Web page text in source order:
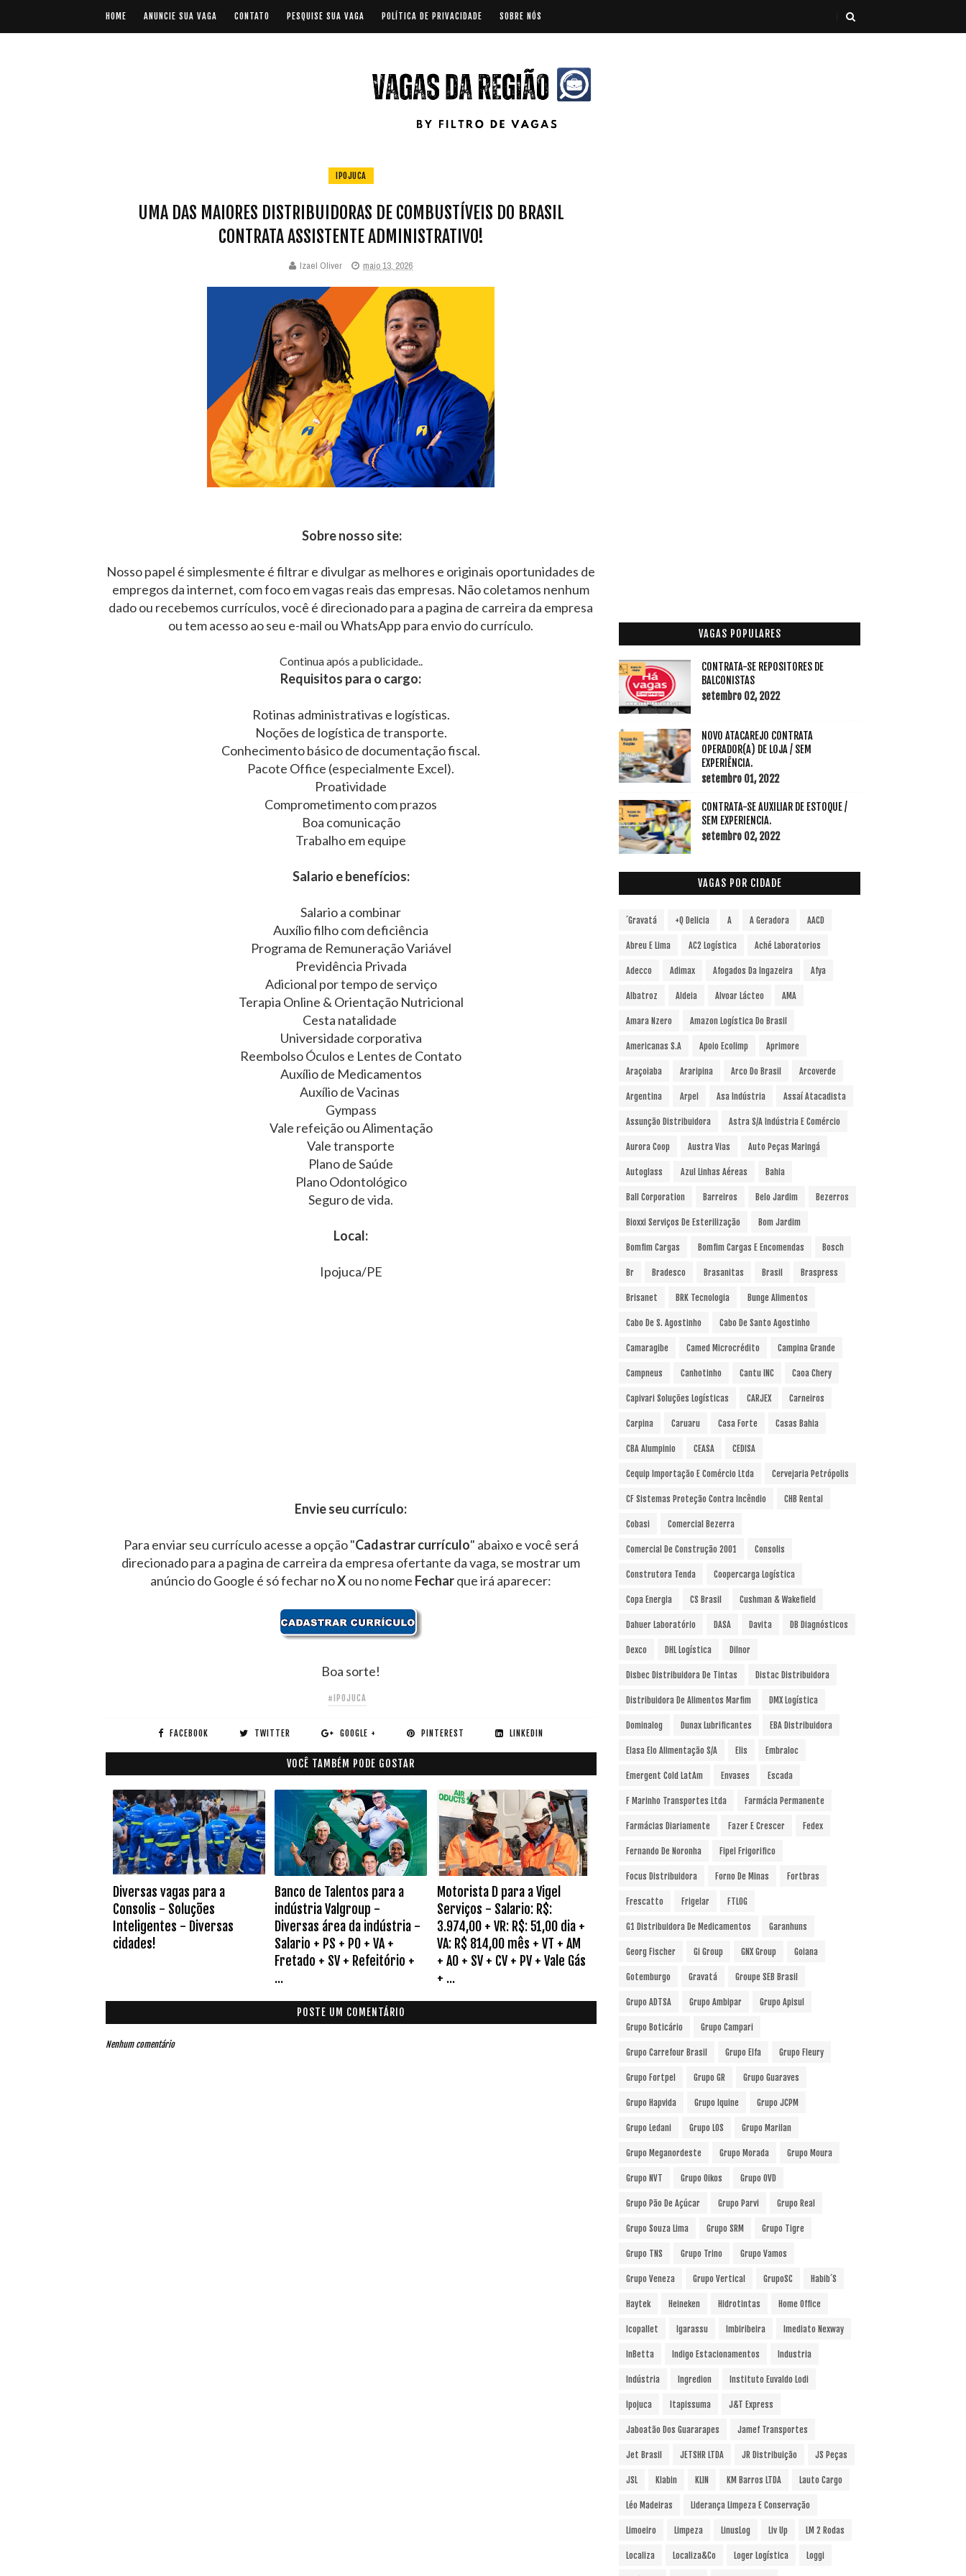
HOME ANUNCIE SUA VAGA CONTATO PESQUISE SUA VAGA POLÍTICA DE PRIVACIDADE SOBRE NÓS
IPOJUCA
UMA DAS MAIORES DISTRIBUIDORAS DE COMBUSTÍVEIS DO BRASIL
CONTRATA ASSISTENTE ADMINISTRATIVO!
Izael Oliver maio 13, 2026
Sobre nosso site:
Nosso papel é simplesmente é filtrar e divulgar as melhores e originais oportunidades de
empregos da internet, com foco em vagas reais das empresas. Não coletamos nenhum
dado ou recebemos currículos, você é direcionado para a pagina de carreira da empresa
ou tem acesso ao seu e-mail ou WhatsApp para envio do currículo.
Continua após a publicidade..
Requisitos para o cargo:
Rotinas administrativas e logísticas.
Noções de logística de transporte.
Conhecimento básico de documentação fiscal.
Pacote Office (especialmente Excel).
Proatividade
Comprometimento com prazos
Boa comunicação
Trabalho em equipe
Salario e benefícios:
Salario a combinar
Auxílio filho com deficiência
Programa de Remuneração Variável
Previdência Privada
Adicional por tempo de serviço
Terapia Online & Orientação Nutricional
Cesta natalidade
Universidade corporativa
Reembolso Óculos e Lentes de Contato
Auxílio de Medicamentos
Auxílio de Vacinas
Gympass
Vale refeição ou Alimentação
Vale transporte
Plano de Saúde
Plano Odontológico
Seguro de vida.
Local:
Ipojuca/PE
Envie seu currículo:
Para enviar seu currículo acesse a opção "Cadastrar currículo" abaixo e você será
direcionado para a pagina de carreira da empresa ofertante da vaga, se mostrar um
anúncio do Google é só fechar noXou no nome Fecharque irá aparecer:
Boa sorte!
#IPOJUCA
FACEBOOK TWITTER GOOGLE + PINTEREST LINKEDIN
VOCÊ TAMBÉM PODE GOSTAR
Diversas vagas para a
Consolis - Soluções
Inteligentes - Diversas
cidades!
Banco de Talentos para a
indústria Valgroup -
Diversas área da indústria -
Salario + PS + PO + VA +
Fretado + SV + Refeitório +
...
Motorista D para a Vigel
Serviços - Salario: R$:
3.974,00 + VR: R$: 51,00 dia +
VA: R$ 814,00 mês + VT + AM
+ AO + SV + CV + PV + Vale Gás
+ ...
POSTE UM COMENTÁRIO
Nenhum comentário
VAGAS POPULARES
CONTRATA-SE REPOSITORES DE
BALCONISTAS
setembro 02, 2022
NOVO ATACAREJO CONTRATA
OPERADOR(A) DE LOJA / SEM
EXPERIÊNCIA.
setembro 01, 2022
CONTRATA-SE AUXILIAR DE ESTOQUE /
SEM EXPERIENCIA.
setembro 02, 2022
VAGAS POR CIDADE
´Gravatá +Q Delicia A A Geradora AACD
Abreu E Lima AC2 Logística Aché Laboratorios
Adecco Adimax Afogados Da Ingazeira Afya
Albatroz Aldeia Alvoar Lácteo AMA
Amara Nzero Amazon Logística Do Brasil
Americanas S.A Apoio Ecolimp Aprimore
Araçoiaba Araripina Arco Do Brasil Arcoverde
Argentina Arpel Asa Indústria Assaí Atacadista
Assunção Distribuidora Astra S/A Indústria E Comércio
Aurora Coop Austra Vias Auto Peças Maringá
Autoglass Azul Linhas Aéreas Bahia
Ball Corporation Barreiros Belo Jardim Bezerros
Bioxxi Serviços De Esterilização Bom Jardim
Bomfim Cargas Bomfim Cargas E Encomendas Bosch
Br Bradesco Brasanitas Brasil Braspress
Brisanet BRK Tecnologia Bunge Alimentos
Cabo De S. Agostinho Cabo De Santo Agostinho
Camaragibe Camed Microcrédito Campina Grande
Campneus Canhotinho Cantu INC Caoa Chery
Capivari Soluções Logísticas CARJEX Carneiros
Carpina Caruaru Casa Forte Casas Bahia
CBA Alumpinio CEASA CEDISA
Cequip Importação E Comércio Ltda Cervejaria Petrópolis
CF Sistemas Proteção Contra Incêndio CHB Rental
Cobasi Comercial Bezerra
Comercial De Construção 2001 Consolis
Construtora Tenda Coopercarga Logística
Copa Energia CS Brasil Cushman & Wakefield
Dahuer Laboratório DASA Davita DB Diagnósticos
Dexco DHL Logística Dilnor
Disbec Distribuidora De Tintas Distac Distribuidora
Distribuidora De Alimentos Marfim DMX Logística
Dominalog Dunax Lubrificantes EBA Distribuidora
Elasa Elo Alimentação S/A Elis Embraloc
Emergent Cold LatAm Envases Escada
F Marinho Transportes Ltda Farmácia Permanente
Farmácias Diariamente Fazer E Crescer Fedex
Fernando De Noronha Fipel Frigorifico
Focus Distribuidora Forno De Minas Fortbras
Frescatto Frigelar FTLOG
G1 Distribuidora De Medicamentos Garanhuns
Georg Fischer Gi Group GNX Group Goiana
Gotemburgo Gravatá Groupe SEB Brasil
Grupo ADTSA Grupo Ambipar Grupo Apisul
Grupo Boticário Grupo Campari
Grupo Carrefour Brasil Grupo Elfa Grupo Fleury
Grupo Fortpel Grupo GR Grupo Guaraves
Grupo Hapvida Grupo Iquine Grupo JCPM
Grupo Ledani Grupo LOS Grupo Marilan
Grupo Meganordeste Grupo Morada Grupo Moura
Grupo NVT Grupo Oikos Grupo OVD
Grupo Pão De Açúcar Grupo Parvi Grupo Real
Grupo Souza Lima Grupo SRM Grupo Tigre
Grupo TNS Grupo Trino Grupo Vamos
Grupo Veneza Grupo Vertical GrupoSC Habib´s
Haytek Heineken Hidrotintas Home Office
Icopallet Igarassu Imbiribeira Imediato Nexway
InBetta Indigo Estacionamentos Industria
Indústria Ingredion Instituto Euvaldo Lodi
Ipojuca Itapissuma J&T Express
Jaboatão Dos Guararapes Jamef Transportes
Jet Brasil JETSHR LTDA JR Distribuição JS Peças
JSL Klabin KLIN KM Barros LTDA Lauto Cargo
Léo Madeiras Liderança Limpeza E Conservação
Limoeiro Limpeza LinusLog Liv Up LM 2 Rodas
Localiza Localiza&Co Loger Logística Loggi